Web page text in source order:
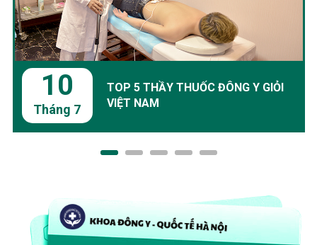
10
Tháng 7
TOP 5 THẦY THUỐC ĐÔNG Y GIỎI
VIỆT NAM